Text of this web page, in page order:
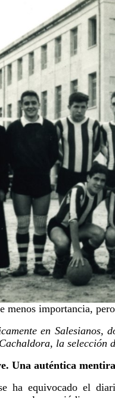
menos importancia,
en Salesianos,
la selección
Una auténtica
ha equivocado el